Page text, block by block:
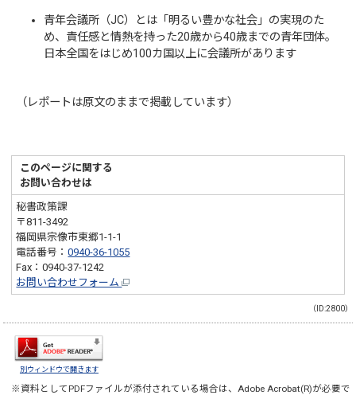
青年会議所（JC）とは「明るい豊かな社会」の実現のた
め、責任感と情熱を持った20歳から40歳までの青年団体。
日本全国をはじめ100カ国以上に会議所があります
（レポートは原文のままで掲載しています）
このページに関する
お問い合わせは
秘書政策課
〒811-3492
福岡県宗像市東郷1-1-1
電話番号：0940-36-1055
Fax：0940-37-1242
お問い合わせフォーム
（ID:2800）
別ウィンドウで開きます
※資料としてPDFファイルが添付されている場合は、Adobe Acrobat(R)が必要で